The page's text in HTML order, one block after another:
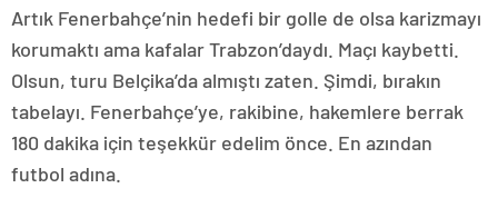
Artık Fenerbahçe’nin hedefi bir golle de olsa karizmayı
korumaktı ama kafalar Trabzon’daydı. Maçı kaybetti.
Olsun, turu Belçika’da almıştı zaten. Şimdi, bırakın
tabelayı. Fenerbahçe’ye, rakibine, hakemlere berrak
180 dakika için teşekkür edelim önce. En azından
futbol adına.